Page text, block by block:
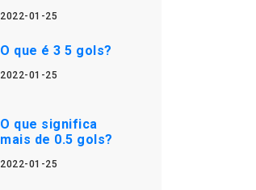
2022-01-25
O que é 3 5 gols?
2022-01-25
O que significa
mais de 0.5 gols?
2022-01-25